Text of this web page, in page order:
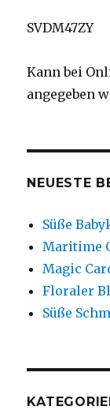
SVDM47ZY
Kann bei
angegeben
NEUESTE
Süße
Maritime
Magic
Floraler
Süße